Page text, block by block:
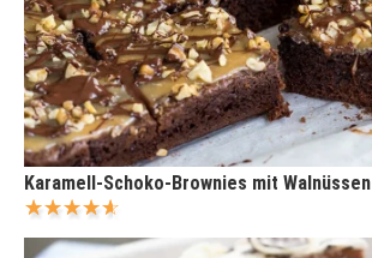
Karamell-Schoko-Brownies mit Walnüssen